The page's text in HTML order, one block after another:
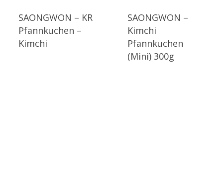
SAONGWON – KR
Pfannkuchen –
Kimchi
SAONGWON –
Kimchi
Pfannkuchen
(Mini) 300g